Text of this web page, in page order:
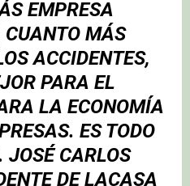
EMPRESA
MÁS
ACCIDENTES,
PARA EL
LA ECONOMÍA
ES TODO
JOSÉ CARLOS
DE LACASA